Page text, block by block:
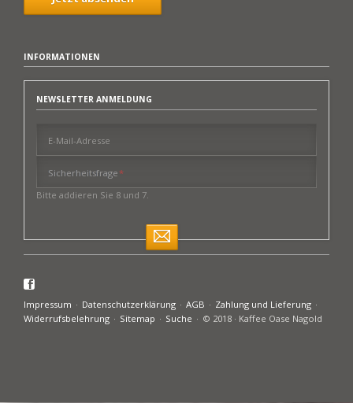
INFORMATIONEN
NEWSLETTER ANMELDUNG
E-Mail-Adresse
Pflichtfeld
Sicherheitsfrage*
Bitte addieren Sie 8 und 7.
Navigation
überspringen
Impressum Datenschutzerklärung AGB
Zahlung und Lieferung
Widerrufsbelehrung
Sitemap Suche © 2018 · Kaffee Oase Nagold